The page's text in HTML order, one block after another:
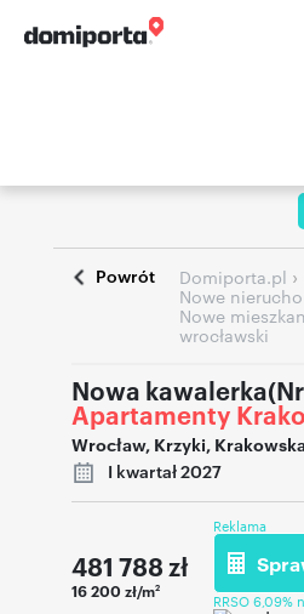
Powrót Domiporta.pl ›
Nowe
Nowe
wrocławski
Nowa
Apartamenty
Wrocław, Krzyki,
I kwartał 2027
481 788 zł
16 200 zł/m2
Reklama
RRSO 6,09%